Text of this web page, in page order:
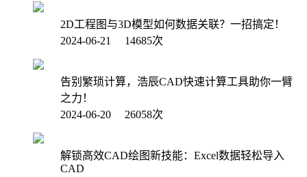
2D工程图与3D模型如何数据关联？一招搞定！
2024-06-21 14685次
告别繁琐计算，浩辰CAD快速计算工具助你一臂
之力！
2024-06-20 26058次
解锁高效CAD绘图新技能：Excel数据轻松导入
CAD